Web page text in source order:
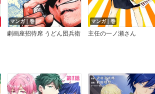
マンガ｜巻
劇画座招待席 うどん団兵衛
マンガ｜巻
主任の一ノ瀬さん